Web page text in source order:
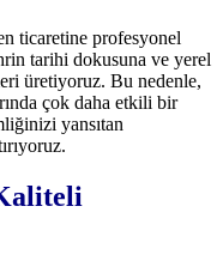
ticaretine profesyonel
tarihi dokusuna ve yerel
üretiyoruz. Bu nedenle,
çok daha etkili bir
yansıtan